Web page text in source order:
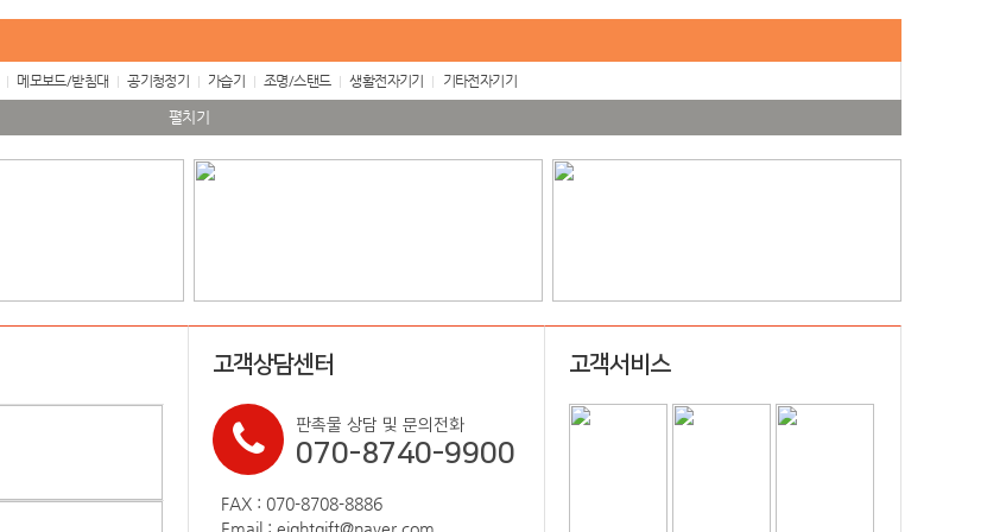
메모보드/받침대 공기청정기 가습기 조명/스탠드 생활전자기기 기타전자기기
펼치기
고객상담센터
판촉물 상담 및 문의전화
070-8740-9900
FAX : 070-8708-8886
고객서비스